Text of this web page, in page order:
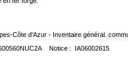
Côte d'Azur - Inventaire général.
Notice : IA06002615